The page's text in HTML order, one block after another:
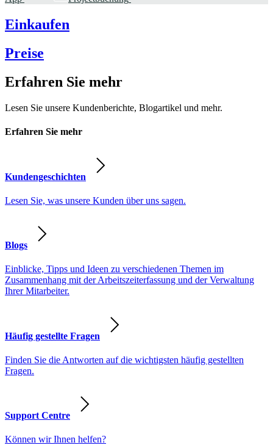
Einkaufen
Preise
Erfahren Sie mehr
Lesen Sie unsere Kundenberichte, Blogartikel und mehr.
Erfahren Sie mehr
Kundengeschichten
Lesen Sie, was unsere Kunden über uns sagen.
Blogs
Einblicke, Tipps und Ideen zu verschiedenen Themen im
Zusammenhang mit der Arbeitszeiterfassung und der Verwaltung
Ihrer Mitarbeiter.
Häufig gestellte Fragen
Finden Sie die Antworten auf die wichtigsten häufig gestellten
Fragen.
Support Centre
Können wir Ihnen helfen?